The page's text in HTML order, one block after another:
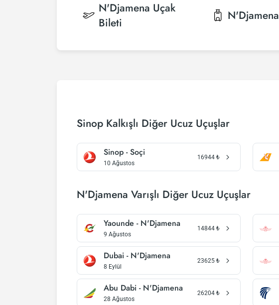
N'Djamena Uçak
Bileti
N'Djamena
Sinop Kalkışlı Diğer Ucuz Uçuşlar
Sinop - Soçi
10 Ağustos
16944 ₺
N'Djamena Varışlı Diğer Ucuz Uçuşlar
Yaounde - N'Djamena
9 Ağustos
14844 ₺
Dubai - N'Djamena
8 Eylül
23625 ₺
Abu Dabi - N'Djamena
28 Ağustos
26204 ₺